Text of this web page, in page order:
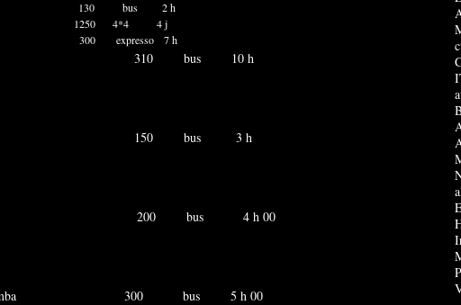
Tupiza 130 bus 2 h
uyuni 1250 4*4 4 j
300 expresso 7 h
Potosi 310 bus 10 h
Sucre 150 bus 3 h
Oruro 200 bus 4 h 00
300 bus 5 h 00